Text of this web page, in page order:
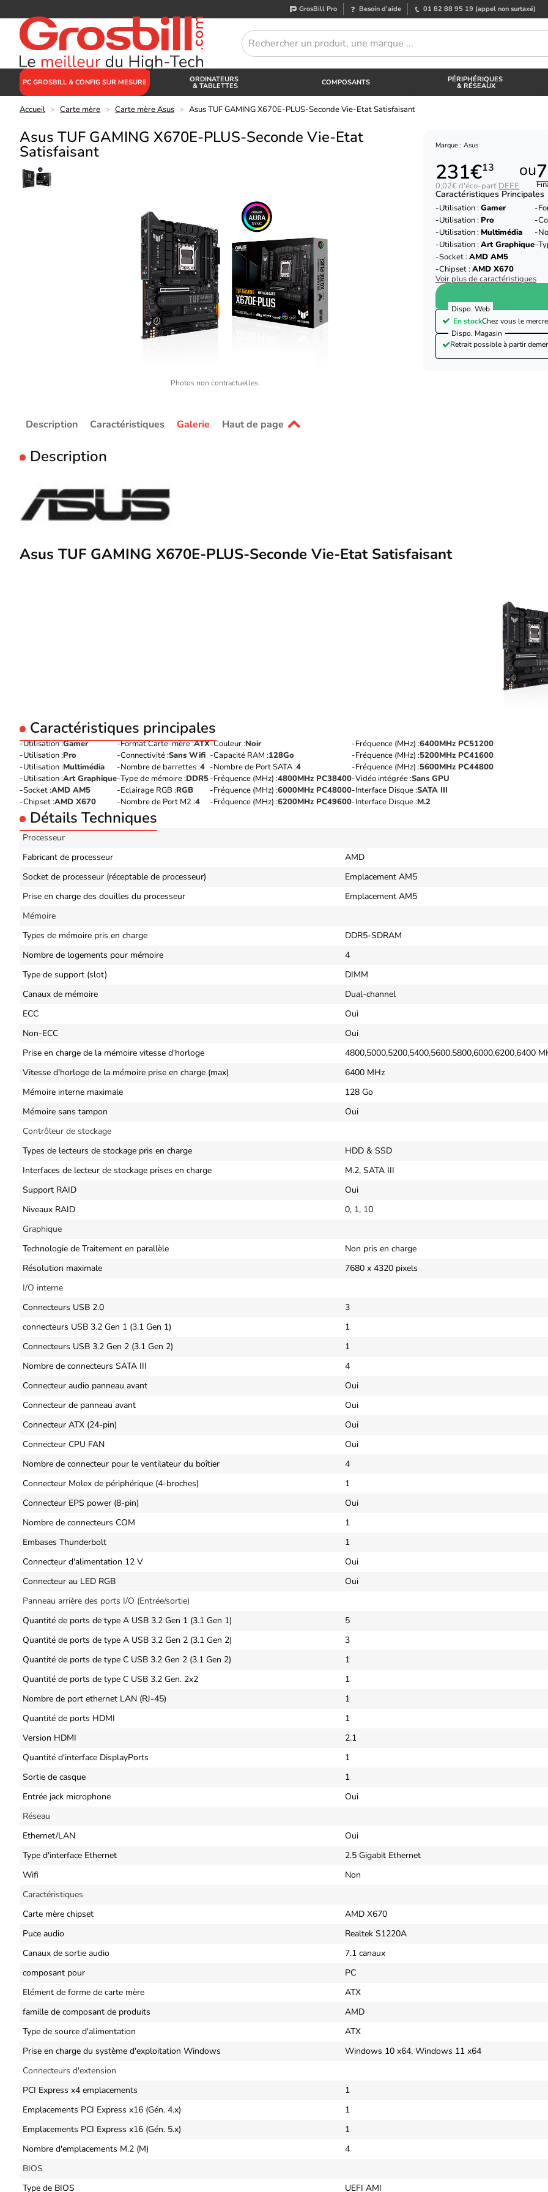
GrosBill Pro Besoin d’aide 01 82 88 95 19 (appel non surtaxé)
PC GROSBILL & CONFIG SUR MESURE ORDINATEURS
& TABLETTES COMPOSANTS PÉRIPHÉRIQUES
& RÉSEAUX
Accueil > Carte mère > Carte mère Asus > Asus TUF GAMING X670E-PLUS-Seconde Vie-Etat Satisfaisant
Asus TUF GAMING X670E-PLUS-Seconde Vie-Etat
Satisfaisant
Photos non contractuelles.
Marque : Asus
231€13
0,02€ d'éco-part DEEE
ou
Caractéristiques Principales
Utilisation :Gamer
Utilisation : Pro
Utilisation : Multimédia
Utilisation :Art Graphique
Socket :AMD AM5
Chipset :AMD X670
Voir plus de caractéristiques
Dispo. Web
En stockChez vous le
Dispo. Magasin
Retrait possible à partir de
Description Caractéristiques Galerie Haut de page
Description
Asus TUF GAMING X670E-PLUS-Seconde Vie-Etat Satisfaisant
Caractéristiques principales
Utilisation :Gamer
Utilisation :Pro
Utilisation :Multimédia
Utilisation :Art Graphique
Socket :AMD AM5
Chipset :AMD X670
Format Carte-mère :ATX
Connectivité :Sans Wifi
Nombre de barrettes :4
Type de mémoire :DDR5
Eclairage RGB :RGB
Nombre de Port M2 :4
Couleur :Noir
Capacité RAM :128Go
Nombre de Port SATA :4
Fréquence (MHz) :4800MHz PC38400
Fréquence (MHz) :6000MHz PC48000
Fréquence (MHz) :6200MHz PC49600
Fréquence (MHz) :6400MHz PC51200
Fréquence (MHz) :5200MHz PC41600
Fréquence (MHz) :5600MHz PC44800
Vidéo intégrée :Sans GPU
Interface Disque :SATA III
Interface Disque :M.2
Détails Techniques
Processeur
Fabricant de processeur
AMD
Socket de processeur (réceptable de processeur)
Emplacement AM5
Prise en charge des douilles du processeur
Emplacement AM5
Mémoire
Types de mémoire pris en charge
DDR5-SDRAM
Nombre de logements pour mémoire
4
Type de support (slot)
DIMM
Canaux de mémoire
Dual-channel
ECC
Oui
Non-ECC
Oui
Prise en charge de la mémoire vitesse d'horloge
4800,5000,5200,5400,5600,5800,6000,6200,6400
Vitesse d'horloge de la mémoire prise en charge (max)
6400 MHz
Mémoire interne maximale
128 Go
Mémoire sans tampon
Oui
Contrôleur de stockage
Types de lecteurs de stockage pris en charge
HDD & SSD
Interfaces de lecteur de stockage prises en charge
M.2, SATA III
Support RAID
Oui
Niveaux RAID
0, 1, 10
Graphique
Technologie de Traitement en parallèle
Non pris en charge
Résolution maximale
7680 x 4320 pixels
I/O interne
Connecteurs USB 2.0
3
connecteurs USB 3.2 Gen 1 (3.1 Gen 1)
1
Connecteurs USB 3.2 Gen 2 (3.1 Gen 2)
1
Nombre de connecteurs SATA III
4
Connecteur audio panneau avant
Oui
Connecteur de panneau avant
Oui
Connecteur ATX (24-pin)
Oui
Connecteur CPU FAN
Oui
Nombre de connecteur pour le ventilateur du boîtier
4
Connecteur Molex de périphérique (4-broches)
1
Connecteur EPS power (8-pin)
Oui
Nombre de connecteurs COM
1
Embases Thunderbolt
1
Connecteur d'alimentation 12 V
Oui
Connecteur au LED RGB
Oui
Panneau arrière des ports I/O (Entrée/sortie)
Quantité de ports de type A USB 3.2 Gen 1 (3.1 Gen 1)
5
Quantité de ports de type A USB 3.2 Gen 2 (3.1 Gen 2)
3
Quantité de ports de type C USB 3.2 Gen 2 (3.1 Gen 2)
1
Quantité de ports de type C USB 3.2 Gen. 2x2
1
Nombre de port ethernet LAN (RJ-45)
1
Quantité de ports HDMI
1
Version HDMI
2.1
Quantité d'interface DisplayPorts
1
Sortie de casque
1
Entrée jack microphone
Oui
Réseau
Ethernet/LAN
Oui
Type d'interface Ethernet
2.5 Gigabit Ethernet
Wifi
Non
Caractéristiques
Carte mère chipset
AMD X670
Puce audio
Realtek S1220A
Canaux de sortie audio
7.1 canaux
composant pour
PC
Elément de forme de carte mère
ATX
famille de composant de produits
AMD
Type de source d'alimentation
ATX
Prise en charge du système d'exploitation Windows
Windows 10 x64, Windows 11 x64
Connecteurs d'extension
PCI Express x4 emplacements
1
Emplacements PCI Express x16 (Gén. 4.x)
1
Emplacements PCI Express x16 (Gén. 5.x)
1
Nombre d'emplacements M.2 (M)
4
BIOS
Type de BIOS
UEFI AMI